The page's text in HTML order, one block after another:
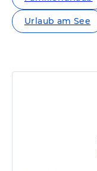
Urlaub am See